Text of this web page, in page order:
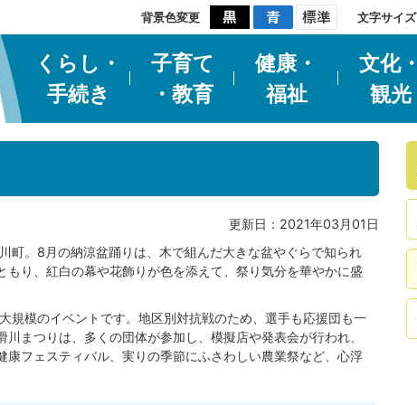
背景色変更 文字サイズ
くらし・
手続き
子育て
・教育
健康・
福祉
文化・
観光
更新日：2021年03月01日
町。8月の納涼盆踊りは、木で組んだ大きな盆やぐらで知られ
り、紅白の幕や花飾りが色を添えて、祭り気分を華やかに盛
規模のイベントです。地区別対抗戦のため、選手も応援団も一
まつりは、多くの団体が参加し、模擬店や発表会が行われ、
フェスティバル、実りの季節にふさわしい農業祭など、心浮